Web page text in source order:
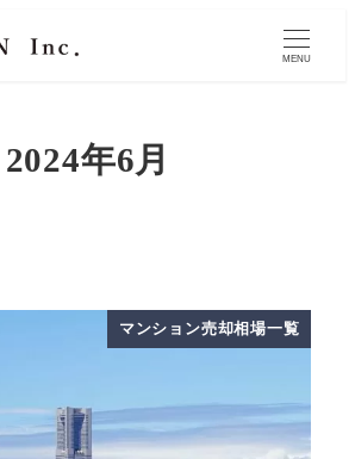
MENU
2024年6月
マンション売却相場一覧